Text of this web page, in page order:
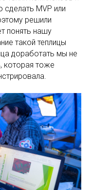
сделать MVP или
решили
понять нашу
такой теплицы
доработать мы не
которая тоже